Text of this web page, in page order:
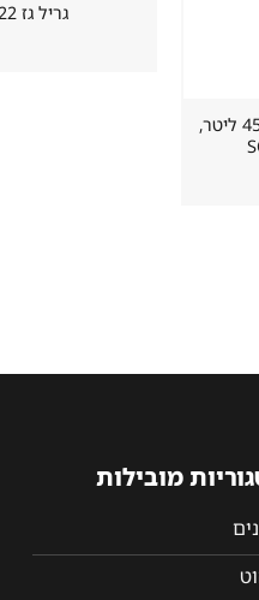
מקרר שתייה שחור עומד דלת זכוכית 450 ליטר,
גריל גז ⁦COLEMAN G36322⁩
מובילות